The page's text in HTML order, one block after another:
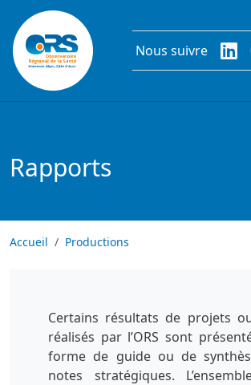
Aller au contenu principal
Nous suivre
Rapports
Accueil Productions
Certains résultats de projets
réalisés par l’ORS sont
forme de guide ou de
notes stratégiques.